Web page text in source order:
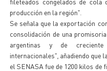
producción en la región".
Se señala que la exportación
consolidación de una
argentinas y de
internacionales", añadiendo que
el SENASA fue de 1200 kilos de